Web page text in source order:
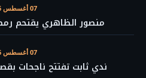
07 أغسطس 2026
منصور الظاهري يقتحم
07 أغسطس 2026
ندي ثابت تفتتح ناجحات